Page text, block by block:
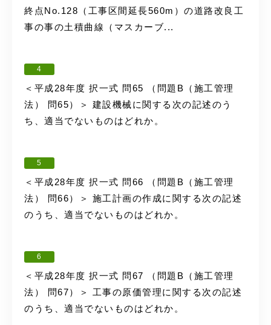
終点No.128（工事区間延長560m）の道路改良工
事の事の土積曲線（マスカーブ...
4
＜平成28年度 択一式 問65 （問題B（施工管理
法） 問65）＞ 建設機械に関する次の記述のう
ち、適当でないものはどれか。
5
＜平成28年度 択一式 問66 （問題B（施工管理
法） 問66）＞ 施工計画の作成に関する次の記述
のうち、適当でないものはどれか。
6
＜平成28年度 択一式 問67 （問題B（施工管理
法） 問67）＞ 工事の原価管理に関する次の記述
のうち、適当でないものはどれか。